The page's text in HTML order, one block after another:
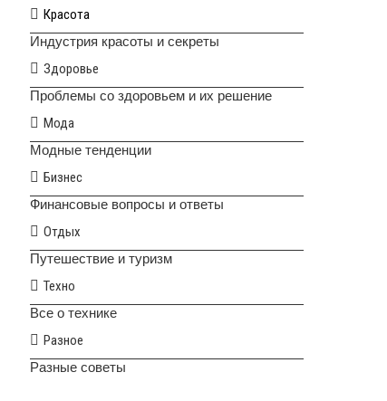
Красота
Индустрия красоты и секреты
Здоровье
Проблемы со здоровьем и их решение
Мода
Модные тенденции
Бизнес
Финансовые вопросы и ответы
Отдых
Путешествие и туризм
Техно
Все о технике
Разное
Разные советы